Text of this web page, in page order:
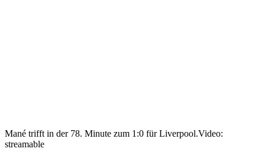
Mané trifft in der 78. Minute zum 1:0 für Liverpool.Video:
streamable